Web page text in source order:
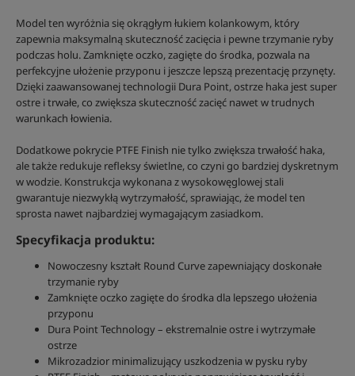
Model ten wyróżnia się okrągłym łukiem kolankowym, który
zapewnia maksymalną skuteczność zacięcia i pewne trzymanie ryby
podczas holu. Zamknięte oczko, zagięte do środka, pozwala na
perfekcyjne ułożenie przyponu i jeszcze lepszą prezentację przynęty.
Dzięki zaawansowanej technologii Dura Point, ostrze haka jest super
ostre i trwałe, co zwiększa skuteczność zacięć nawet w trudnych
warunkach łowienia.
Dodatkowe pokrycie PTFE Finish nie tylko zwiększa trwałość haka,
ale także redukuje refleksy świetlne, co czyni go bardziej dyskretnym
w wodzie. Konstrukcja wykonana z wysokowęglowej stali
gwarantuje niezwykłą wytrzymałość, sprawiając, że model ten
sprosta nawet najbardziej wymagającym zasiadkom.
Specyfikacja produktu:
Nowoczesny kształt Round Curve zapewniający doskonałe
trzymanie ryby
Zamknięte oczko zagięte do środka dla lepszego ułożenia
przyponu
Dura Point Technology – ekstremalnie ostre i wytrzymałe
ostrze
Mikrozadzior minimalizujący uszkodzenia w pysku ryby